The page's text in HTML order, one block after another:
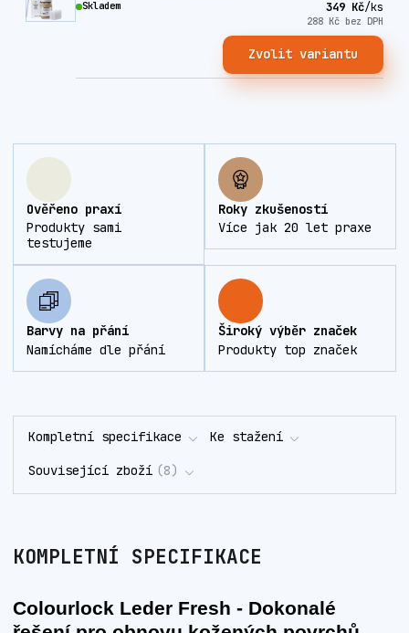
349 Kč/ks
288 Kč bez DPH
Skladem
Zvolit variantu
Ověřeno praxí
Produkty sami
testujeme
Roky zkušeností
Více jak 20 let praxe
Barvy na přání
Namícháme dle přání
Široký výběr značek
Produkty top značek
Kompletní specifikace Ke stažení
Související zboží 8
KOMPLETNÍ SPECIFIKACE
Colourlock Leder Fresh - Dokonalé